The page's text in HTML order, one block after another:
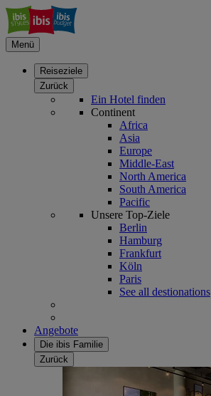
Menü
Reiseziele
Zurück
Ein Hotel finden
Continent
Africa
Asia
Europe
Middle-East
North America
South America
Pacific
Unsere Top-Ziele
Berlin
Hamburg
Frankfurt
Köln
Paris
See all destionations
Angebote
Die ibis Familie
Zurück